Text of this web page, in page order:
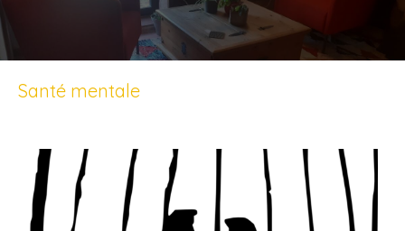
Santé mentale